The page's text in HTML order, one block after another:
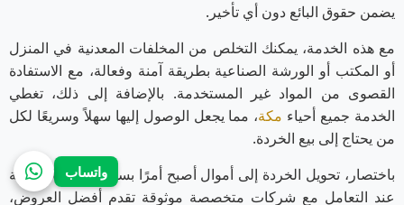
يضمن حقوق البائع دون أي تأخير.
مع هذه الخدمة، يمكنك التخلص من المخلفات المعدنية في المنزل
أو المكتب أو الورشة الصناعية بطريقة آمنة وفعالة، مع الاستفادة
القصوى من المواد غير المستخدمة. بالإضافة إلى ذلك، تغطي
الخدمة جميع أحياء مكة، مما يجعل الوصول إليها سهلاً وسريعًا لكل
من يحتاج إلى بيع الخردة.
باختصار، تحويل الخردة إلى أموال أصبح أمرًا بسيطًا ومربحًا، خاصة
عند التعامل مع شركات متخصصة موثوقة تقدم أفضل العروض،
واتساب